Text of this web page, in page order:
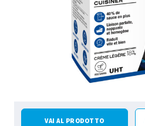
VAI AL PRODOTTO